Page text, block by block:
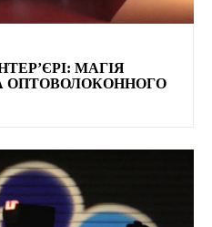
МАГІЯ
ОПТОВОЛОКОННОГО